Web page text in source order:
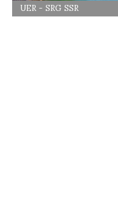
UER - SRG SSR